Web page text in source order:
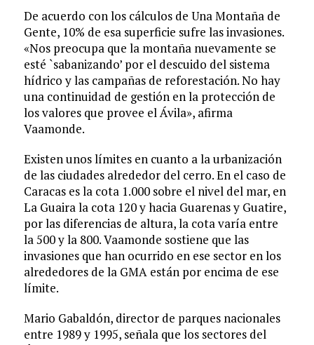
De acuerdo con los cálculos de Una Montaña de
Gente, 10% de esa superficie sufre las invasiones.
«Nos preocupa que la montaña nuevamente se
esté `sabanizando’ por el descuido del sistema
hídrico y las campañas de reforestación. No hay
una continuidad de gestión en la protección de
los valores que provee el Ávila», afirma
Vaamonde.
Existen unos límites en cuanto a la urbanización
de las ciudades alrededor del cerro. En el caso de
Caracas es la cota 1.000 sobre el nivel del mar, en
La Guaira la cota 120 y hacia Guarenas y Guatire,
por las diferencias de altura, la cota varía entre
la 500 y la 800. Vaamonde sostiene que las
invasiones que han ocurrido en ese sector en los
alrededores de la GMA están por encima de ese
límite.
Mario Gabaldón, director de parques nacionales
entre 1989 y 1995, señala que los sectores del